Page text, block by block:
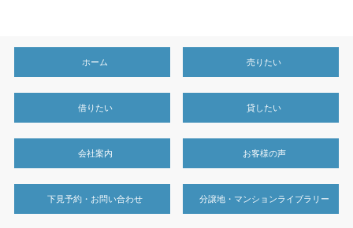
ホーム 売りたい
借りたい 貸したい
会社案内 お客様の声
下見予約・お問い合わせ 分譲地・マンションライブラリー